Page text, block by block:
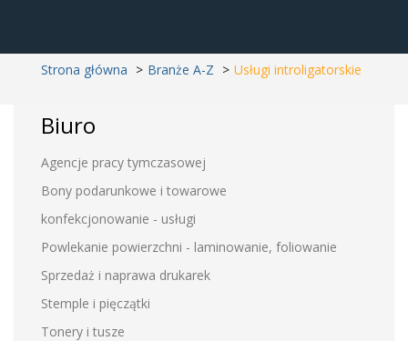
Strona główna Branże A-Z Usługi introligatorskie
Biuro
Agencje pracy tymczasowej
Bony podarunkowe i towarowe
konfekcjonowanie - usługi
Powlekanie powierzchni - laminowanie, foliowanie
Sprzedaż i naprawa drukarek
Stemple i pięczątki
Tonery i tusze